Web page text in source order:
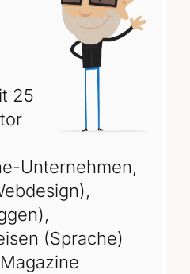
25
Unternehmen,
(Sprache)